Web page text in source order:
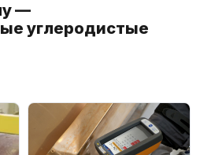
—
углеродистые